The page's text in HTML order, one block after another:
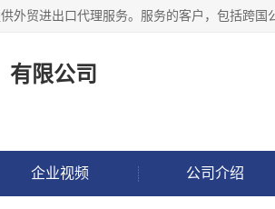
有限公司
企业视频 公司介绍